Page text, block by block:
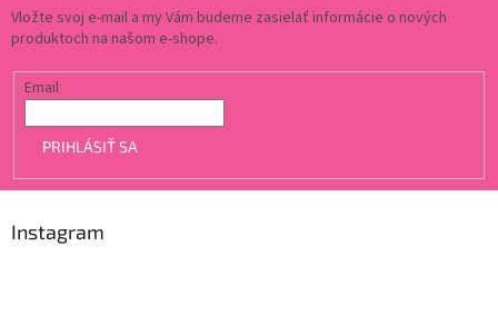
Vložte svoj e-mail a my Vám budeme zasielať informácie o nových
produktoch na našom e-shope.
Email
PRIHLÁSIŤ SA
Instagram